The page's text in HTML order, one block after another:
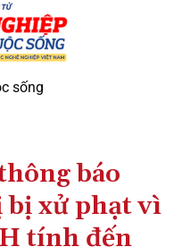
sống
báo
bị xử phạt vì
tính đến